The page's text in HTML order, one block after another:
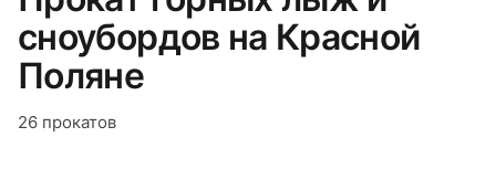
сноубордов на Красной
Поляне
26 прокатов